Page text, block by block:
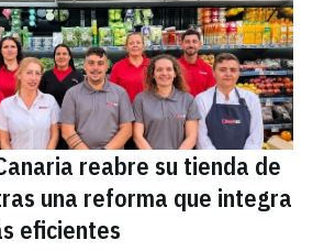
reabre su tienda de
una reforma que integra
eficientes